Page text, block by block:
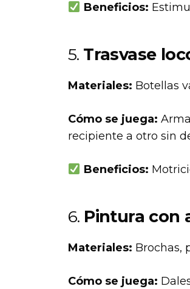
Beneficios:
5. Trasvase
Materiales: Botellas
Cómo se juega:
recipiente a otro sin
Beneficios:
6. Pintura con
Materiales: Brochas,
Cómo se juega: